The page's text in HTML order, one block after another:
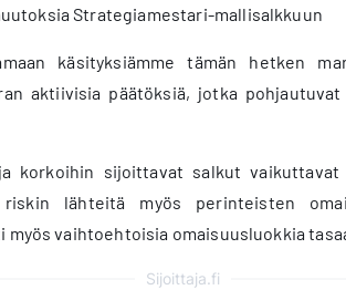
Strategiamestari-mallisalkkuun
käsityksiämme tämän hetken
aktiivisia päätöksiä, jotka
korkoihin sijoittavat salkut
lähteitä myös perinteisten
vaihtoehtoisia omaisuusluokkia
Sijoittaja.fi